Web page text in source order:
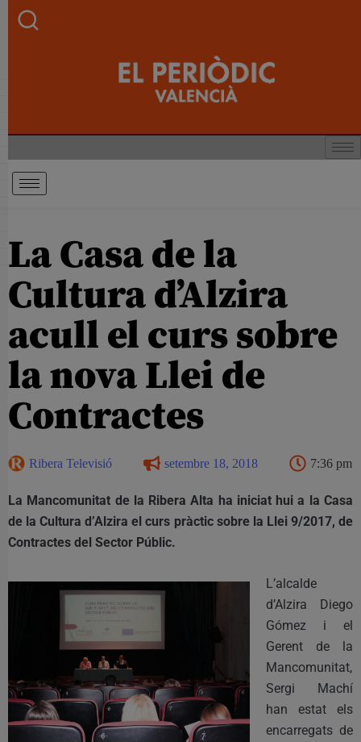
La Casa de la
Cultura d’Alzira
acull el curs sobre
la nova Llei de
Contractes
Ribera Televisió setembre 18, 2018 7:36 pm
La Mancomunitat de la Ribera Alta ha iniciat hui a la Casa
de la Cultura d’Alzira el curs pràctic sobre la Llei 9/2017, de
Contractes del Sector Públic.
L’alcalde
d’Alzira Diego
Gómez i el
Gerent de la
Mancomunitat,
Sergi Machí
han estat els
encarregats de